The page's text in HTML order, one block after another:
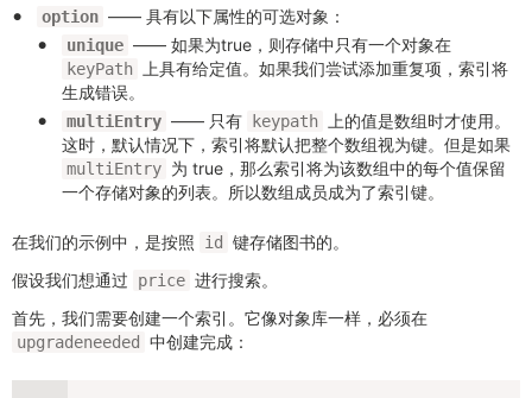
option —— 具有以下属性的可选对象：
unique —— 如果为true，则存储中只有一个对象在
keyPath
上具有给定值。如果我们尝试添加重复项，索引将
生成错误。
multiEntry —— 只有 keypath
上的值是数组时才使用。
这时，默认情况下，索引将默认把整个数组视为键。但是如果
multiEntry 为 true，那么索引将为该数组中的每个值保留
一个存储对象的列表。所以数组成员成为了索引键。
在我们的示例中，是按照 id
键存储图书的。
假设我们想通过
price 进行搜索。
首先，我们需要创建一个索引。它像对象库一样，必须在
upgradeneeded 中创建完成：